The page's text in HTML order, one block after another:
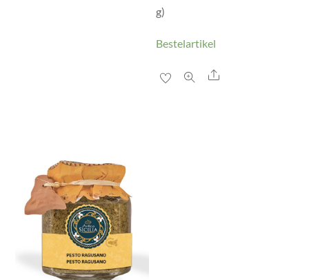
g)
Bestelartikel
Share